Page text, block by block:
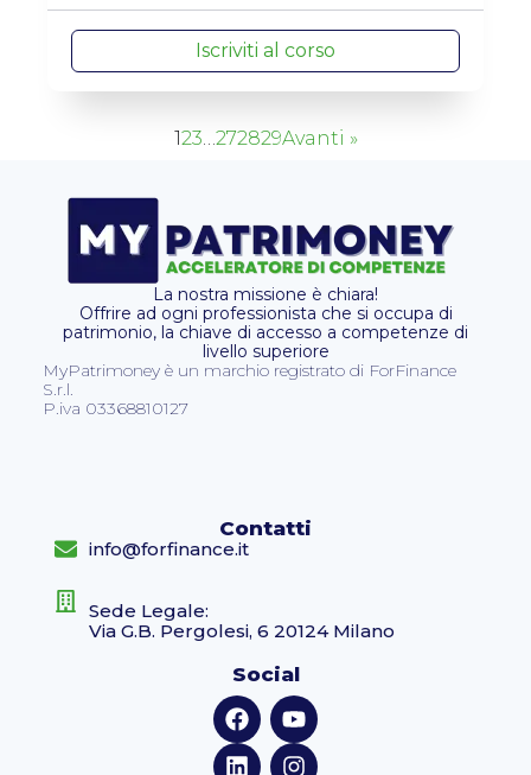
Iscriviti al corso
123…272829Avanti »
La nostra missione è chiara!
Offrire ad ogni professionista che si occupa di
patrimonio, la chiave di accesso a competenze di
livello superiore
MyPatrimoney è un marchio registrato di ForFinance
S.r.l.
P.iva 03368810127
Contatti
info@forfinance.it
Sede Legale:
Via G.B. Pergolesi, 6 20124 Milano
Social